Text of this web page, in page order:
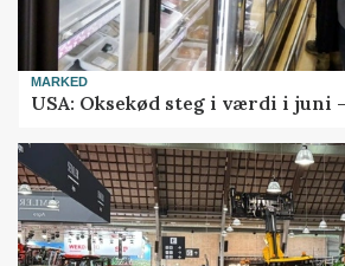
MARKED
USA: Oksekød steg i værdi i juni